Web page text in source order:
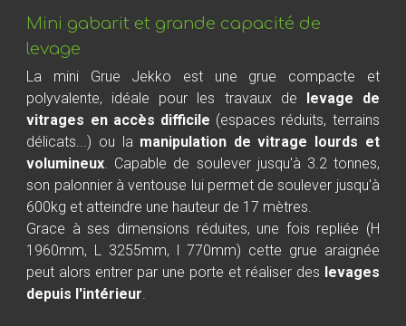
Mini gabarit et grande capacité de
levage
La mini Grue Jekko est une grue compacte et
polyvalente, idéale pour les travaux de levage de
vitrages en accès difficile (espaces réduits, terrains
délicats...) ou la manipulation de vitrage lourds et
volumineux. Capable de soulever jusqu'à 3.2 tonnes,
son palonnier à ventouse lui permet de soulever jusqu'à
600kg et atteindre une hauteur de 17 mètres.
Grace à ses dimensions réduites, une fois repliée (H
1960mm, L 3255mm, l 770mm) cette grue araignée
peut alors entrer par une porte et réaliser des levages
depuis l'intérieur.